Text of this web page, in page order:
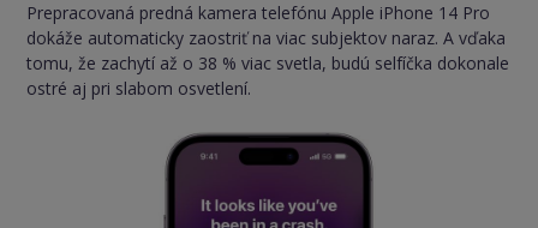
Prepracovaná predná kamera telefónu Apple iPhone 14 Pro
dokáže automaticky zaostriť na viac subjektov naraz. A vďaka
tomu, že zachytí až o 38 % viac svetla, budú selfíčka dokonale
ostré aj pri slabom osvetlení.